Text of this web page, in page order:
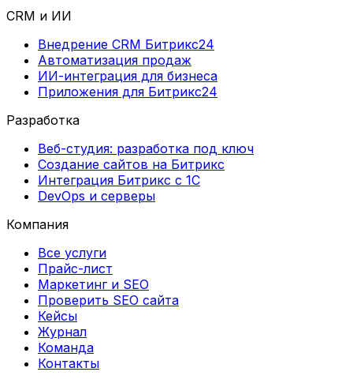
CRM и ИИ
Внедрение CRM Битрикс24
Автоматизация продаж
ИИ-интеграция для бизнеса
Приложения для Битрикс24
Разработка
Веб-студия: разработка под ключ
Создание сайтов на Битрикс
Интеграция Битрикс с 1С
DevOps и серверы
Компания
Все услуги
Прайс-лист
Маркетинг и SEO
Проверить SEO сайта
Кейсы
Журнал
Команда
Контакты